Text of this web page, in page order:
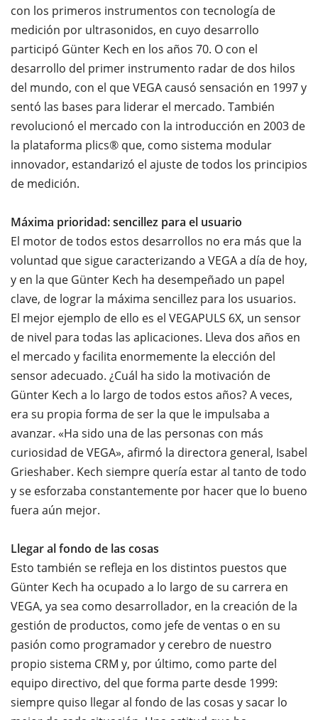
con los primeros instrumentos con tecnología de
medición por ultrasonidos, en cuyo desarrollo
participó Günter Kech en los años 70. O con el
desarrollo del primer instrumento radar de dos hilos
del mundo, con el que VEGA causó sensación en 1997 y
sentó las bases para liderar el mercado. También
revolucionó el mercado con la introducción en 2003 de
la plataforma plics® que, como sistema modular
innovador, estandarizó el ajuste de todos los principios
de medición.
Máxima prioridad: sencillez para el usuario
El motor de todos estos desarrollos no era más que la
voluntad que sigue caracterizando a VEGA a día de hoy,
y en la que Günter Kech ha desempeñado un papel
clave, de lograr la máxima sencillez para los usuarios.
El mejor ejemplo de ello es el VEGAPULS 6X, un sensor
de nivel para todas las aplicaciones. Lleva dos años en
el mercado y facilita enormemente la elección del
sensor adecuado. ¿Cuál ha sido la motivación de
Günter Kech a lo largo de todos estos años? A veces,
era su propia forma de ser la que le impulsaba a
avanzar. «Ha sido una de las personas con más
curiosidad de VEGA», afirmó la directora general, Isabel
Grieshaber. Kech siempre quería estar al tanto de todo
y se esforzaba constantemente por hacer que lo bueno
fuera aún mejor.
Llegar al fondo de las cosas
Esto también se refleja en los distintos puestos que
Günter Kech ha ocupado a lo largo de su carrera en
VEGA, ya sea como desarrollador, en la creación de la
gestión de productos, como jefe de ventas o en su
pasión como programador y cerebro de nuestro
propio sistema CRM y, por último, como parte del
equipo directivo, del que forma parte desde 1999:
siempre quiso llegar al fondo de las cosas y sacar lo